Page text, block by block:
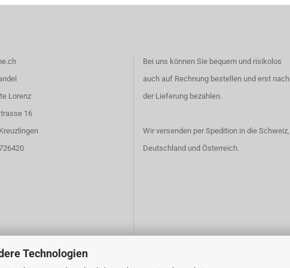
Technologien
Lorenz
16
Bei uns können Sie bequem und risikolos
auch auf Rechnung bestellen und erst nach
der Lieferung bezahlen.
Wir versenden per Spedition in die Schweiz,
Deutschland und Österreich.